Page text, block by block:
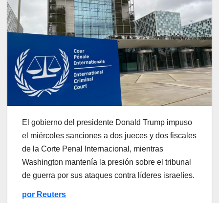
El gobierno del presidente Donald Trump impuso
el miércoles sanciones a dos jueces y dos fiscales
de la Corte Penal Internacional, mientras
Washington mantenía la presión sobre el tribunal
de guerra por sus ataques contra líderes israelíes.
por Reuters